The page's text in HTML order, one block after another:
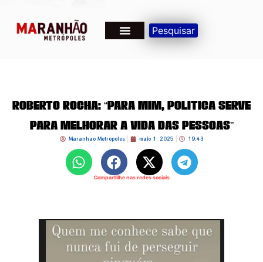
Pesquisar
Roberto Rocha: “Para mim, política serve
para melhorar a vida das pessoas”
Maranhao Metropoles maio 1, 2025 19:43
Compartilhe nas redes sociais